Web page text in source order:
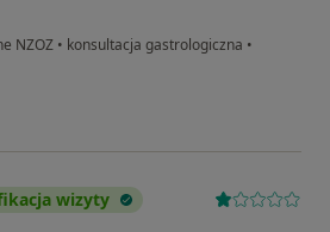
NZOZ • konsultacja gastrologiczna •
wizyty